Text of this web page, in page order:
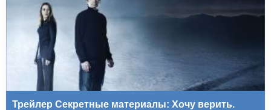
Трейлер Секретные материалы: Хочу верить.